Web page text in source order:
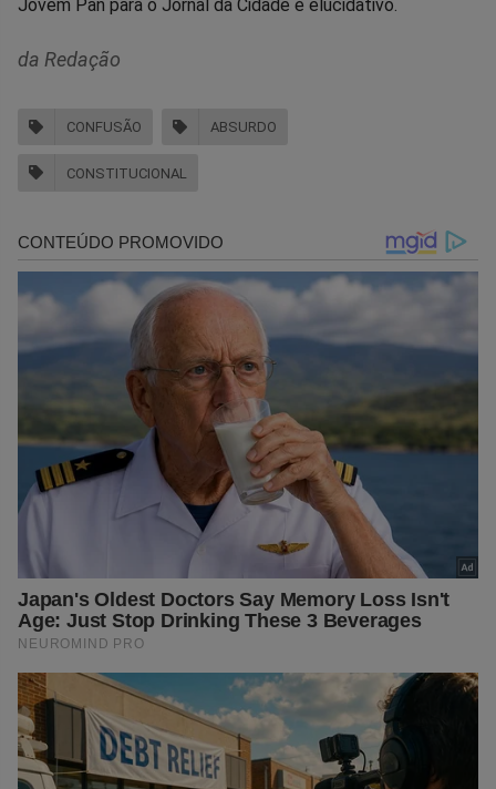
Jovem Pan para o Jornal da Cidade é elucidativo.
da Redação
CONFUSÃO ABSURDO
CONSTITUCIONAL